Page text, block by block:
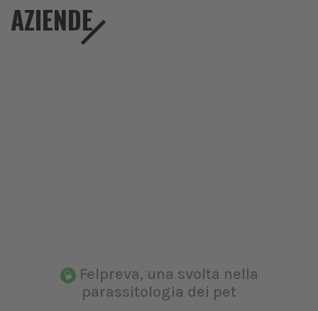
AZIENDE
Felpreva, una svolta nella
parassitologia dei pet